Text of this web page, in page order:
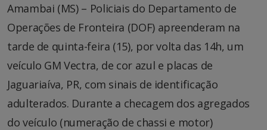
Amambai (MS) – Policiais do Departamento de
Operações de Fronteira (DOF) apreenderam na
tarde de quinta-feira (15), por volta das 14h, um
veículo GM Vectra, de cor azul e placas de
Jaguariaíva, PR, com sinais de identificação
adulterados. Durante a checagem dos agregados
do veículo (numeração de chassi e motor)